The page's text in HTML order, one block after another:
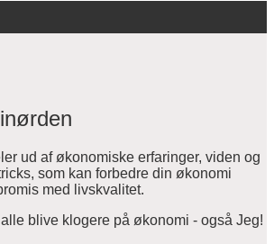
ud af økonomiske erfaringer, viden og
som kan forbedre din økonomi
med livskvalitet.
blive klogere på økonomi - også Jeg!